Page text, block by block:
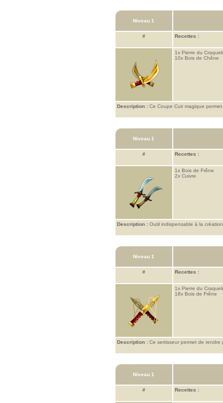
Niveau 1
# Recettes :
1x Pierre du
10x Bois de Chêne
Description : Ce Coupe Cuir magique
Niveau 1
# Recettes :
1x Bois de Frêne
2x Cuivre
Description : Outil indispensable à la
Niveau 1
# Recettes :
1x Pierre du
18x Bois de Frêne
Description : Ce sertisseur permet de
Niveau 1
# Recettes :